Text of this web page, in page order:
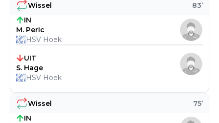
Wissel 75’
IN
Wissel 83’
IN
M. Peric
HSV Hoek
UIT
S. Hage
HSV Hoek